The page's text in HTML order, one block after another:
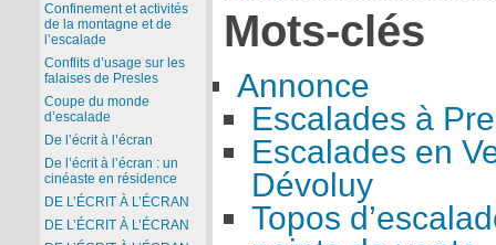
Mots-clés
Annonce
Escalades à
Escalades en
Dévoluy
Topos
Confinement et activités
de la montagne et de
l’escalade
Conflits d’usage sur les
falaises de Presles
Coupe du monde
d’escalade
De l’écrit à l’écran
De l’écrit à l’écran : un
cinéaste en résidence
DE L’ÉCRIT À L’ÉCRAN
DE L’ÉCRIT À L’ÉCRAN